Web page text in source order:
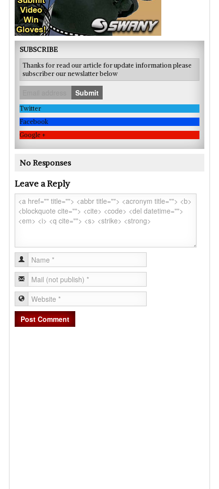
SUBSCRIBE
Thanks for read our article for update information please
subscriber our newslatter below
Submit
Twitter
Facebook
Google +
No Responses
Leave a Reply